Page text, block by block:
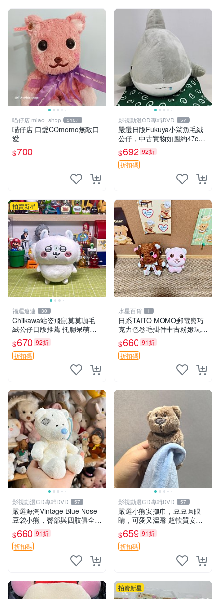
喵仔店 miao_shop 3167
喵仔店 口愛COmomo無敵口
愛
$700
影視動漫CD專輯DVD 57
嚴選日版Fukuya小鯊魚毛絨
公仔，中古實物如圖約47c
m，紙箱包裝嚴密確保安全送
達。 小鯊魚 毛絨公仔 中古玩
偶
$692 92折
折扣碼
拍賣新星
福運連連 30
Chiikawa站姿飛鼠莫莫咖毛
絨公仔日版推薦 托腮呆萌可
愛 15cm豆袋底部 當代嚴選
毛絨玩具 公仔 莫莫卡 像人
$670 92折
折扣碼
水星百貨 1
日系TAITO MOMO郵電熊巧
克力色卷毛掛件中古粉嫩玩偶
微瑕推薦 postpet momo 郵
電熊 中古玩偶
$660 91折
折扣碼
影視動漫CD專輯DVD 57
嚴選海淘Vintage Blue Nose
豆袋小熊，臀部與四肢俱全，
坐高11公分，附原盒與吊牌
收藏。藍鼻子小熊，值得擁有
玩具 憶熊
$660 91折
折扣碼
影視動漫CD專輯DVD 57
嚴選小熊安撫巾，豆豆圓眼
睛，可愛又溫馨 超軟質安撫
巾，豆豆設計，哄睡好幫手
約克豆豆眼安撫巾 數碼豆豆
眼
$659 91折
折扣碼
拍賣新星